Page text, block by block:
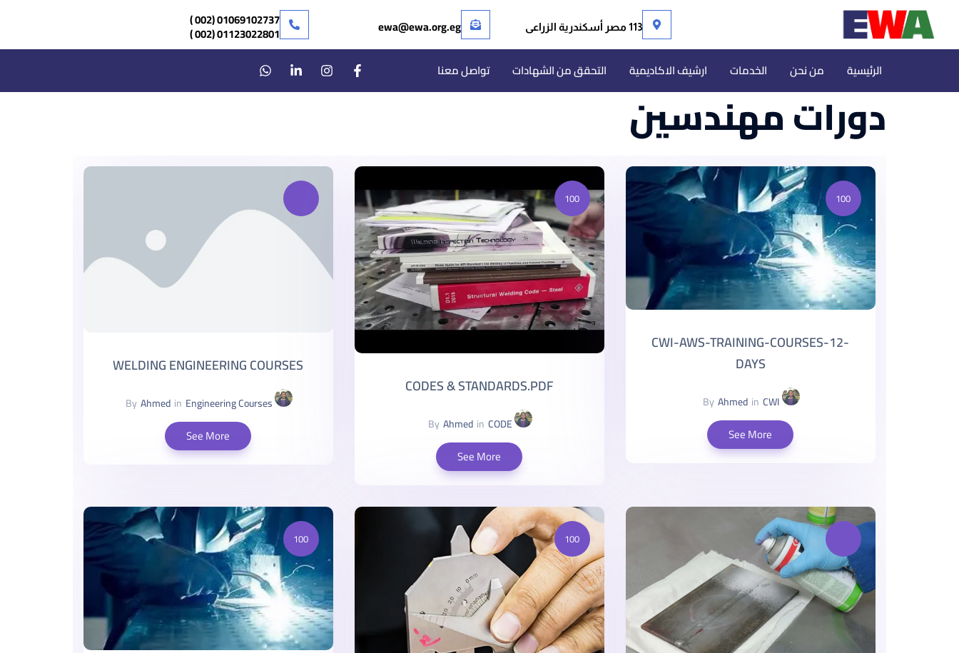
113 مصر أسكندرية الزراعى ewa@ewa.org.eg
01069102737 (002 )
01123022801 (002 )
الرئيسية
من نحن الخدمات ارشيف الاكاديمية التحقق من الشهادات تواصل معنا
دورات مهندسين
WELDING ENGINEERING COURSES
ByAhmed in Engineering Courses
See More
100
CODES & STANDARDS.PDF
ByAhmed in CODE
See More
100
CWI-AWS-TRAINING-COURSES-12-
DAYS
ByAhmed in CWI
See More
100 100